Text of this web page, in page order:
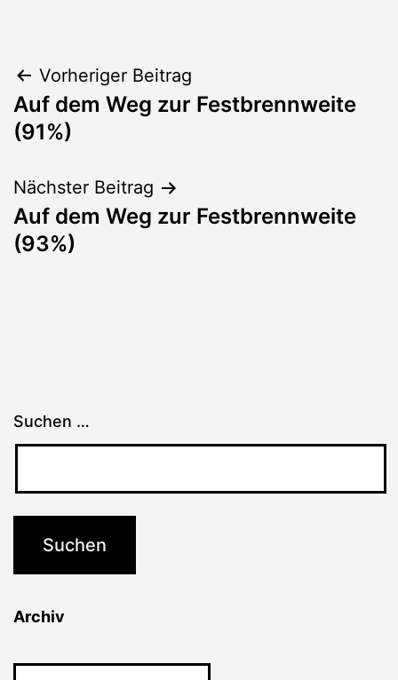
Beitragsnavigation
Vorheriger Beitrag
Auf dem Weg zur Festbrennweite
(91%)
Nächster Beitrag
Auf dem Weg zur Festbrennweite
(93%)
Suchen …
Archiv